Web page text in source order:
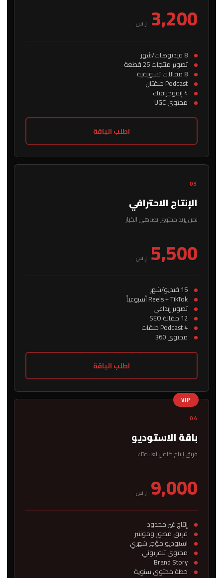
3,200 ر.س
8 فيديوهات/شهر
تصوير منتجات 25 قطعة
8 مقالات تسويقية
Podcast حلقتان
4 إنفوجرافيك
محتوى UGC
اطلب الباقة
03
الإنتاج الاحترافي
لمن يريد محتوى يضاهي الكبار
5,500 ر.س
15 فيديو/شهر
Reels + TikTok أسبوعياً
تصوير إبداعي
12 مقالة SEO
Podcast 4 حلقات
محتوى 360
اطلب الباقة
VIP
04
باقة الاستوديو
فريق إنتاج كامل لعلامتك
9,000 ر.س
إنتاج غير محدود
فريق مصور ومونتير
استوديو مؤجر شهري
محتوى تلفزيوني
Brand Story
خطة محتوى سنوية